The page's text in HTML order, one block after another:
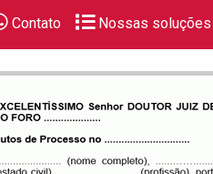
Contato Nossas soluções